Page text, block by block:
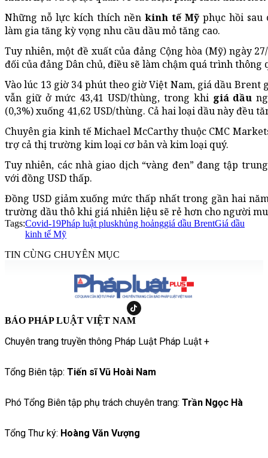
Những nỗ lực kích thích nền kinh tế Mỹphục hồi sau
làm gia tăng kỳ vọng nhu cầu dầu mỏ tăng cao.
Tuy nhiên, một đề xuất của đảng Cộng hòa (Mỹ) ngày
đối của đảng Dân chủ, điều sẽ làm chậm quá trình thông
Vào lúc 13 giờ 34 phút theo giờ Việt Nam, giá dầu
vẫn giữ ở mức 43,41 USD/thùng, trong khi giá dầu
(0,3%) xuống 41,62 USD/thùng. Cả hai loại dầu này đều
Chuyên gia kinh tế Michael McCarthy thuộc CMC
trợ cả thị trường kim loại cơ bản và kim loại quý.
Tuy nhiên, các nhà giao dịch “vàng đen” đang tập
với đồng USD thấp.
Đồng USD giảm xuống mức thấp nhất trong gần hai
trường dầu thô khi giá nhiên liệu sẽ rẻ hơn cho người
Tags:Covid-19Pháp luật pluskhủng hoảnggiá dầu BrentGiá dầu
kinh tế Mỹ
TIN CÙNG CHUYÊN MỤC
BÁO PHÁP LUẬT VIỆT NAM
Chuyên trang truyền thông Pháp Luật Pháp Luật +
Tổng Biên tập: Tiến sĩ Vũ Hoài Nam
Phó Tổng Biên tập phụ trách chuyên trang: Trần Ngọc Hà
Tổng Thư ký: Hoàng Văn Vượng